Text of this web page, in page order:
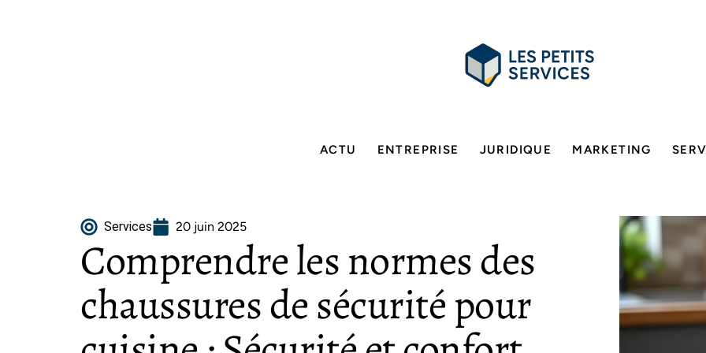
ACTU ENTREPRISE JURIDIQUE MARKETING
Services 20 juin 2025
Comprendre les normes des
chaussures de sécurité pour